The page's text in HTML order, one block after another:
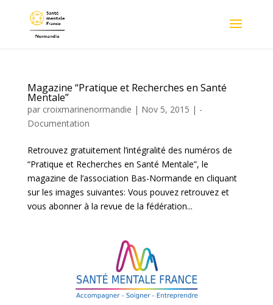
Magazine “Pratique et Recherches en Santé
Mentale”
par croixmarinenormandie | Nov 5, 2015 | -
Documentation
Retrouvez gratuitement l’intégralité des numéros de
“Pratique et Recherches en Santé Mentale”, le
magazine de l’association Bas-Normande en cliquant
sur les images suivantes: Vous pouvez retrouvez et
vous abonner à la revue de la fédération...